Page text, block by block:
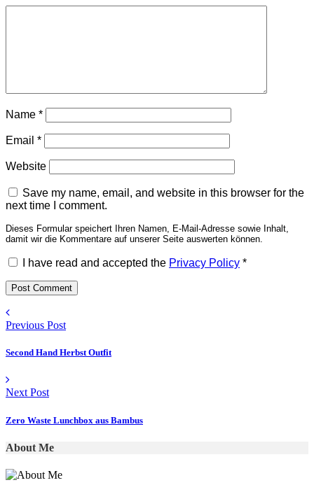
Name *
Email *
Website
Save my name, email, and website in this browser for the
next time I comment.
Dieses Formular speichert Ihren Namen, E-Mail-Adresse sowie Inhalt,
damit wir die Kommentare auf unserer Seite auswerten können.
I have read and accepted the Privacy Policy *
Previous Post
Second Hand Herbst Outfit
Next Post
Zero Waste Lunchbox aus Bambus
About Me